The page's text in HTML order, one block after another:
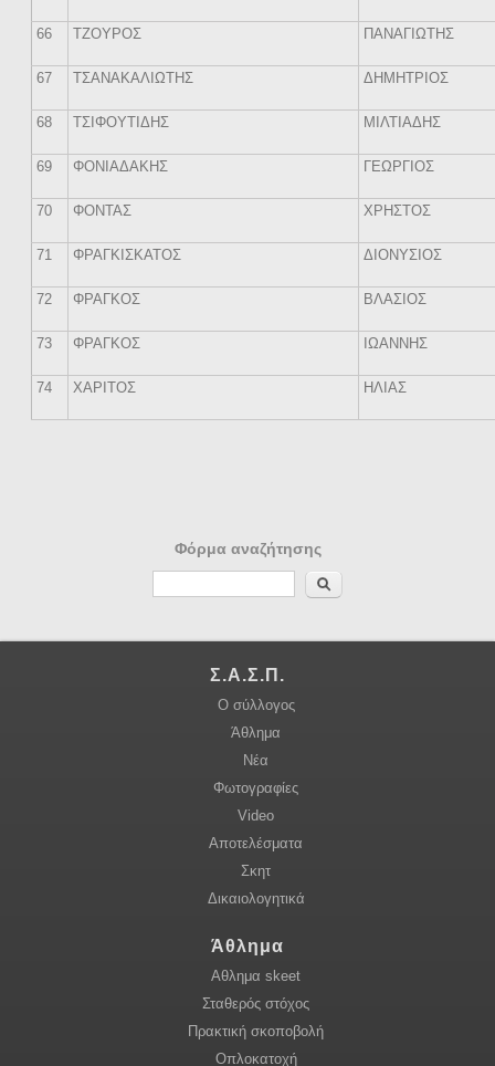
66 ΤΖΟΥΡΟΣ ΠΑΝΑΓΙΩΤΗΣ
67 ΤΣΑΝΑΚΑΛΙΩΤΗΣ ΔΗΜΗΤΡΙΟΣ
68 ΤΣΙΦΟΥΤΙΔΗΣ ΜΙΛΤΙΑΔΗΣ
69 ΦΟΝΙΑΔΑΚΗΣ ΓΕΩΡΓΙΟΣ
70 ΦΟΝΤΑΣ ΧΡΗΣΤΟΣ
71 ΦΡΑΓΚΙΣΚΑΤΟΣ ΔΙΟΝΥΣΙΟΣ
72 ΦΡΑΓΚΟΣ ΒΛΑΣΙΟΣ
73 ΦΡΑΓΚΟΣ ΙΩΑΝΝΗΣ
74 ΧΑΡΙΤΟΣ ΗΛΙΑΣ
Φόρμα αναζήτησης
Αναζήτηση
Σ.Α.Σ.Π.
Ο σύλλογος
Άθλημα
Νέα
Φωτογραφίες
Video
Αποτελέσματα
Σκητ
Δικαιολογητικά
Άθλημα
Αθλημα skeet
Σταθερός στόχος
Πρακτική σκοποβολή
Οπλοκατοχή